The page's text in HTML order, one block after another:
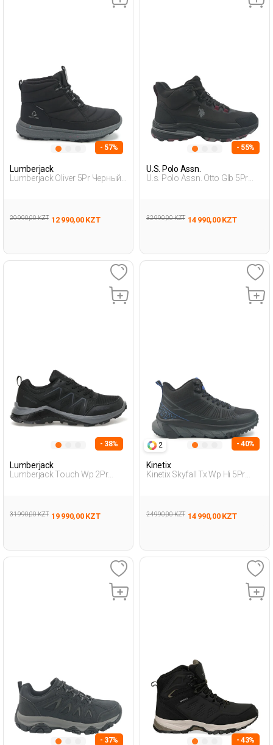
- 57%
Lumberjack
Lumberjack Oliver 5Pr Черный
29 990,00 KZT 12 990,00 KZT
- 55%
U.S. Polo Assn.
U.s. Polo Assn. Otto Glb 5Pr
32 990,00 KZT 14 990,00 KZT
- 38%
Lumberjack
Lumberjack Touch Wp 2Pr
31 990,00 KZT 19 990,00 KZT
2 - 40%
Kinetix
Kinetix Skyfall Tx Wp Hi 5Pr
24 990,00 KZT 14 990,00 KZT
- 37% - 43%